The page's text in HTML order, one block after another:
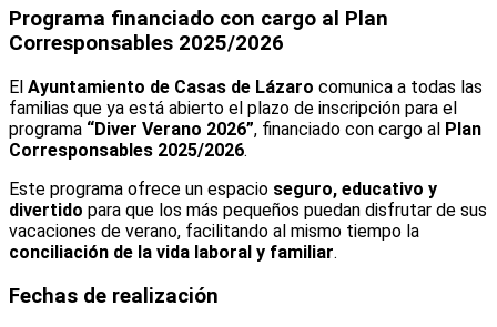
Programa financiado con cargo al Plan
Corresponsables 2025/2026
El Ayuntamiento de Casas de Lázaro comunica a todas las
familias que ya está abierto el plazo de inscripción para el
programa “Diver Verano 2026”, financiado con cargo al Plan
Corresponsables 2025/2026.
Este programa ofrece un espacio seguro, educativo y
divertido para que los más pequeños puedan disfrutar de sus
vacaciones de verano, facilitando al mismo tiempo la
conciliación de la vida laboral y familiar.
Fechas de realización